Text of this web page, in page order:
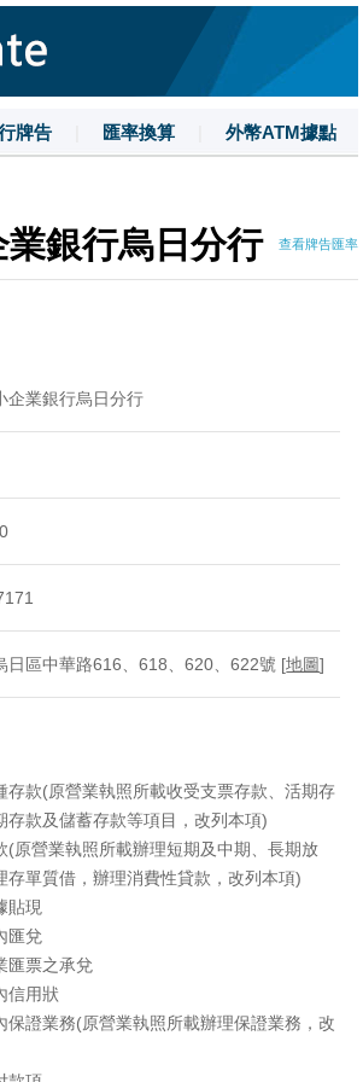
牌告 匯率換算 外幣ATM據點
技巧
銀行烏日分行 查看牌告匯率
企業銀行烏日分行
日區中華路616、618、620、622號 [地圖]
存款(原營業執照所載收受支票存款、活期存
存款及儲蓄存款等項目，改列本項)
(原營業執照所載辦理短期及中期、長期放
存單質借，辦理消費性貸款，改列本項)
貼現
匯兌
匯票之承兌
信用狀
保證業務(原營業執照所載辦理保證業務，改